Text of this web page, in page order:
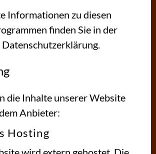
Informationen zu diesen
finden Sie in der
die Inhalte unserer Website
Anbieter:
Hosting